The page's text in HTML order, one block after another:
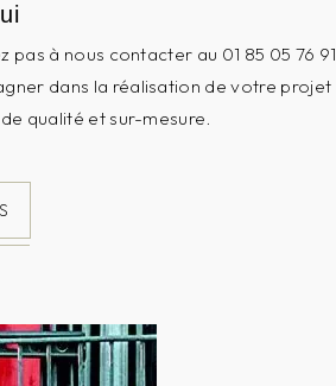
à nous contacter au 01 85 05 76 91
dans la réalisation de votre projet
qualité et sur-mesure.